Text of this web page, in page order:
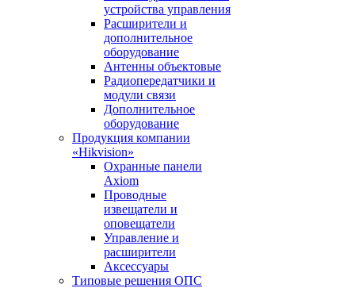
устройства управления
Расширители и
дополнительное
оборудование
Антенны объектовые
Радиопередатчики и
модули связи
Дополнительное
оборудование
Продукция компании
«Hikvision»
Охранные панели
Axiom
Проводные
извещатели и
оповещатели
Управление и
расширители
Аксессуары
Типовые решения ОПС